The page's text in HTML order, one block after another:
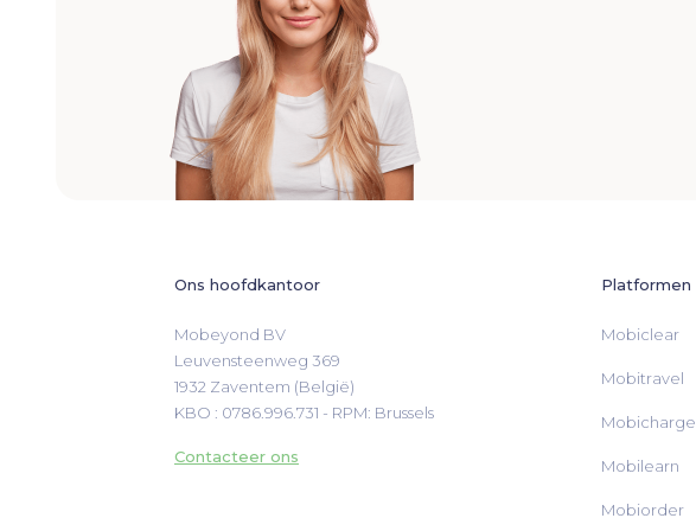
Ons hoofdkantoor
Mobeyond BV
Leuvensteenweg 369
1932 Zaventem (België)
KBO : 0786.996.731 - RPM: Brussels
Contacteer ons
Platformen
Mobiclear
Mobitravel
Mobicharge
Mobilearn
Mobiorder